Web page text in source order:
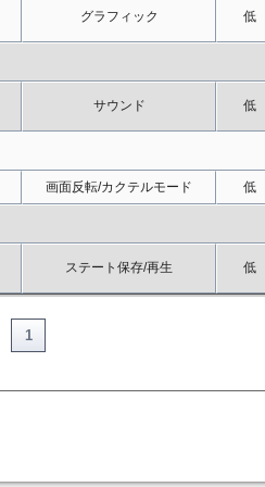
グラフィック 低
サウンド 低
画面反転/カクテルモード 低
ステート保存/再生 低
1